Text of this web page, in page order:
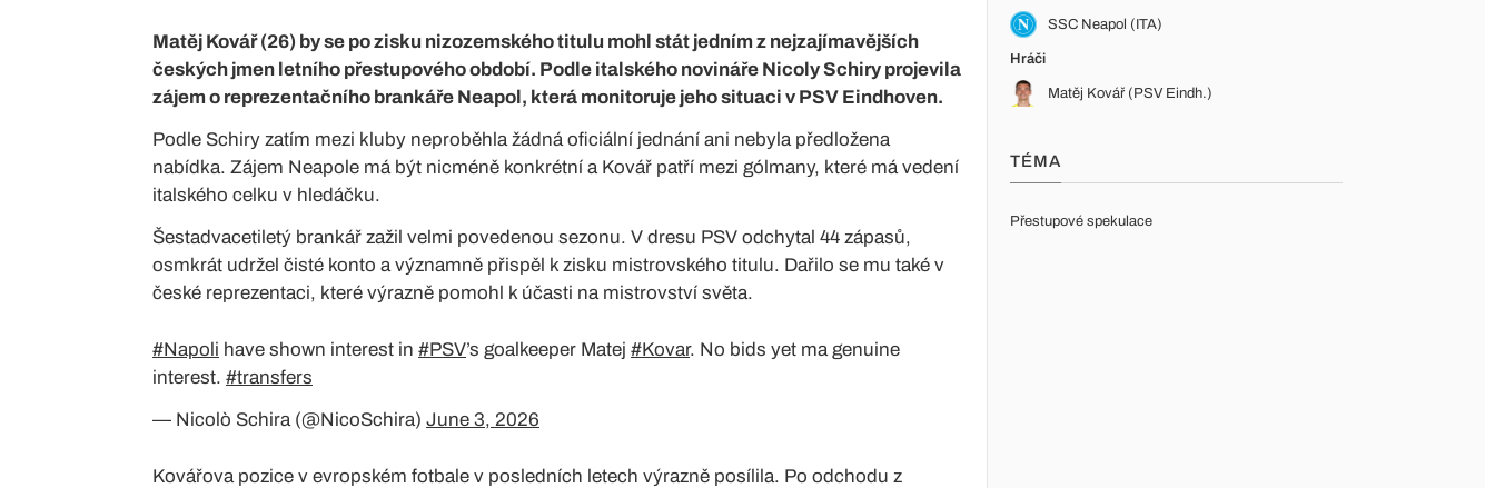
Matěj Kovář (26) by se po zisku nizozemského titulu mohl stát jedním z nejzajímavějších
českých jmen letního přestupového období. Podle italského novináře Nicoly Schiry projevila
zájem o reprezentačního brankáře Neapol, která monitoruje jeho situaci v PSV Eindhoven.
Podle Schiry zatím mezi kluby neproběhla žádná oficiální jednání ani nebyla předložena
nabídka. Zájem Neapole má být nicméně konkrétní a Kovář patří mezi gólmany, které má vedení
italského celku v hledáčku.
Šestadvacetiletý brankář zažil velmi povedenou sezonu. V dresu PSV odchytal 44 zápasů,
osmkrát udržel čisté konto a významně přispěl k zisku mistrovského titulu. Dařilo se mu také v
české reprezentaci, které výrazně pomohl k účasti na mistrovství světa.
#Napoli have shown interest in #PSV’s goalkeeper Matej #Kovar. No bids yet ma genuine
interest. #transfers
— Nicolò Schira (@NicoSchira) June 3, 2026
Kovářova pozice v evropském fotbale v posledních letech výrazně posílila. Po odchodu z
SSC Neapol (ITA)
Hráči
Matěj Kovář (PSV Eindh.)
TÉMA
Přestupové spekulace